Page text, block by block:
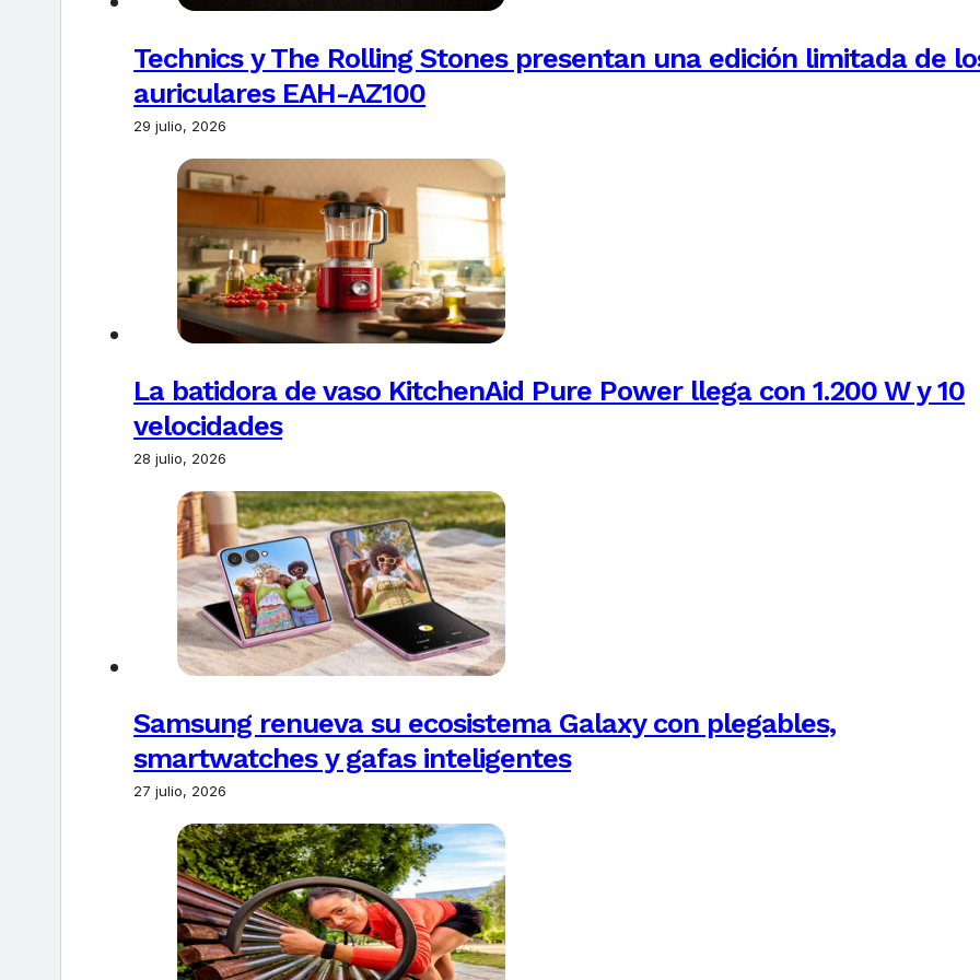
Technics y The Rolling Stones presentan una edición limitada de
auriculares EAH-AZ100
29 julio, 2026
La batidora de vaso KitchenAid Pure Power llega con 1.200 W y 10
velocidades
28 julio, 2026
Samsung renueva su ecosistema Galaxy con plegables,
smartwatches y gafas inteligentes
27 julio, 2026